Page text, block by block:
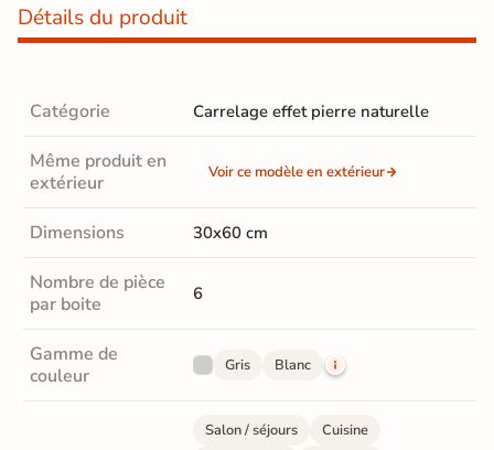
Détails du produit
Catégorie Carrelage effet pierre naturelle
Même produit en
extérieur
Voir ce modèle en extérieur
Dimensions 30x60 cm
Nombre de pièce
par boite
6
Gamme de
couleur
Gris Blanc
Salon / séjours
Cuisine